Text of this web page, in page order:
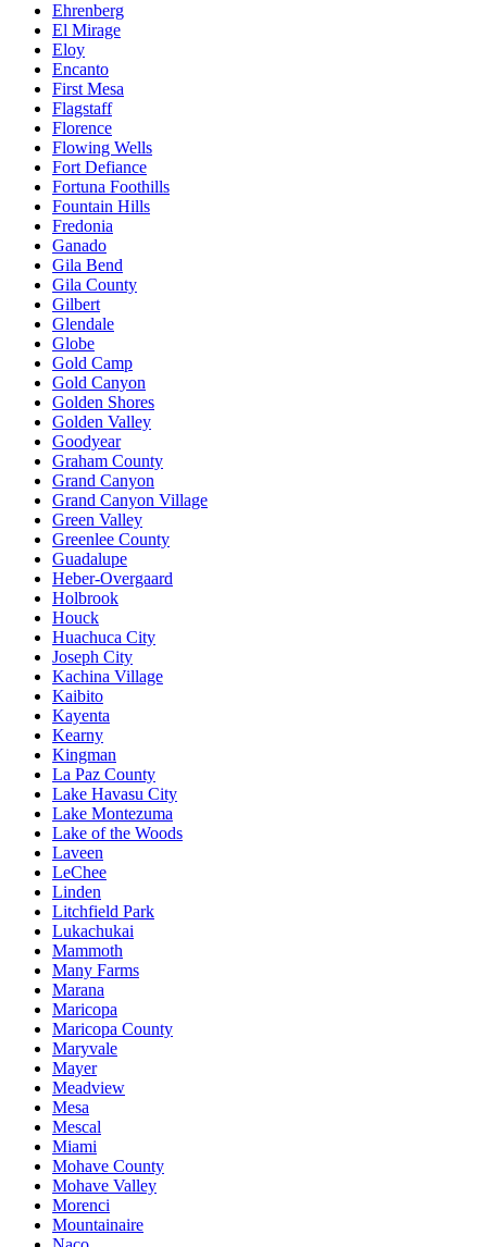
Ehrenberg
El Mirage
Eloy
Encanto
First Mesa
Flagstaff
Florence
Flowing Wells
Fort Defiance
Fortuna Foothills
Fountain Hills
Fredonia
Ganado
Gila Bend
Gila County
Gilbert
Glendale
Globe
Gold Camp
Gold Canyon
Golden Shores
Golden Valley
Goodyear
Graham County
Grand Canyon
Grand Canyon Village
Green Valley
Greenlee County
Guadalupe
Heber-Overgaard
Holbrook
Houck
Huachuca City
Joseph City
Kachina Village
Kaibito
Kayenta
Kearny
Kingman
La Paz County
Lake Havasu City
Lake Montezuma
Lake of the Woods
Laveen
LeChee
Linden
Litchfield Park
Lukachukai
Mammoth
Many Farms
Marana
Maricopa
Maricopa County
Maryvale
Mayer
Meadview
Mesa
Mescal
Miami
Mohave County
Mohave Valley
Morenci
Mountainaire